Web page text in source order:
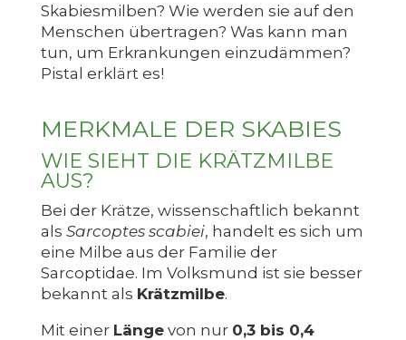
Skabiesmilben? Wie werden sie auf den
Menschen übertragen? Was kann man
tun, um Erkrankungen einzudämmen?
Pistal erklärt es!
MERKMALE DER SKABIES
WIE SIEHT DIE KRÄTZMILBE
AUS?
Bei der Krätze, wissenschaftlich bekannt
als Sarcoptes scabiei, handelt es sich um
eine Milbe aus der Familie der
Sarcoptidae. Im Volksmund ist sie besser
bekannt als Krätzmilbe.
Mit einer Längevon nur 0,3 bis 0,4